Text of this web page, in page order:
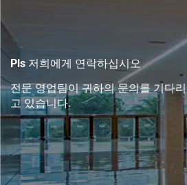
Pls 저희에게 연락하십시오
전문 영업팀이 귀하의 문의를 기다리
고 있습니다.